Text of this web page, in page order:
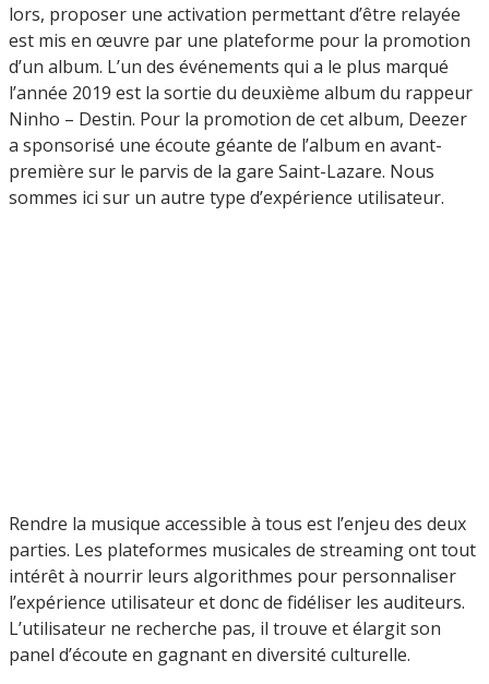
lors, proposer une activation permettant d’être relayée
est mis en œuvre par une plateforme pour la promotion
d’un album. L’un des événements qui a le plus marqué
l’année 2019 est la sortie du deuxième album du rappeur
Ninho – Destin. Pour la promotion de cet album, Deezer
a sponsorisé une écoute géante de l’album en avant-
première sur le parvis de la gare Saint-Lazare. Nous
sommes ici sur un autre type d’expérience utilisateur.
Rendre la musique accessible à tous est l’enjeu des deux
parties. Les plateformes musicales de streaming ont tout
intérêt à nourrir leurs algorithmes pour personnaliser
l’expérience utilisateur et donc de fidéliser les auditeurs.
L’utilisateur ne recherche pas, il trouve et élargit son
panel d’écoute en gagnant en diversité culturelle.